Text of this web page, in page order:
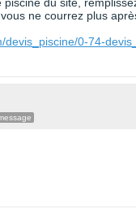
ne courrez plus
devis_piscine/0-74-